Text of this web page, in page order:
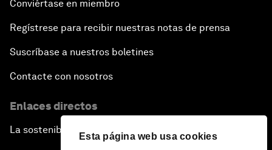
Esta página web usa cookies
Conviértase en miembro
Regístrese para recibir nuestras notas de prensa
Suscríbase a nuestros boletines
Contacte con nosotros
Enlaces directos
La sostenibilidad en el Foro